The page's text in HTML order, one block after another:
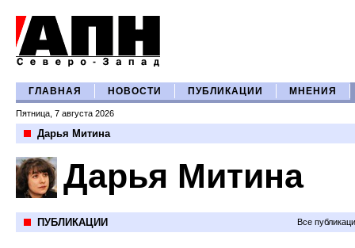
ГЛАВНАЯ НОВОСТИ ПУБЛИКАЦИИ МНЕНИЯ
Пятница, 7 августа 2026
Дарья Митина
Дарья Митина
ПУБЛИКАЦИИ Все